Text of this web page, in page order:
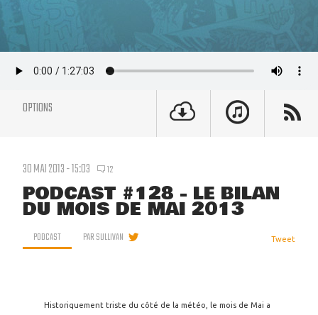
OPTIONS
30 MAI 2013 - 15:03 12
PODCAST #128 - LE BILAN
DU MOIS DE MAI 2013
PODCAST PARSULLIVAN Tweet
Historiquement triste du côté de la météo, le mois de Mai a